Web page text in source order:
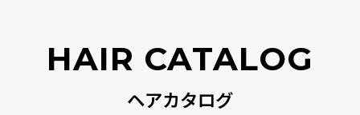
HAIR CATALOG
ヘアカタログ